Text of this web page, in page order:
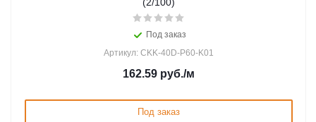
Под заказ
Артикул: CKK-40D-P60-K01
162.59 руб./м
Под заказ